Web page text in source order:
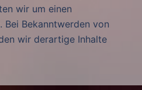
wir um einen
Bei Bekanntwerden von
wir derartige Inhalte